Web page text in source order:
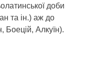
доби
та ін.) аж до
Боецій, Алкуїн).